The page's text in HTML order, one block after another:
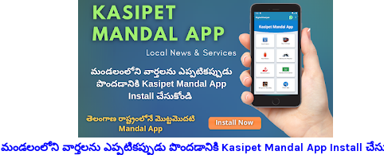
మండలంలోని వార్తలను ఎప్పటికప్పుడు పొందడానికి Kasipet Mandal App Install